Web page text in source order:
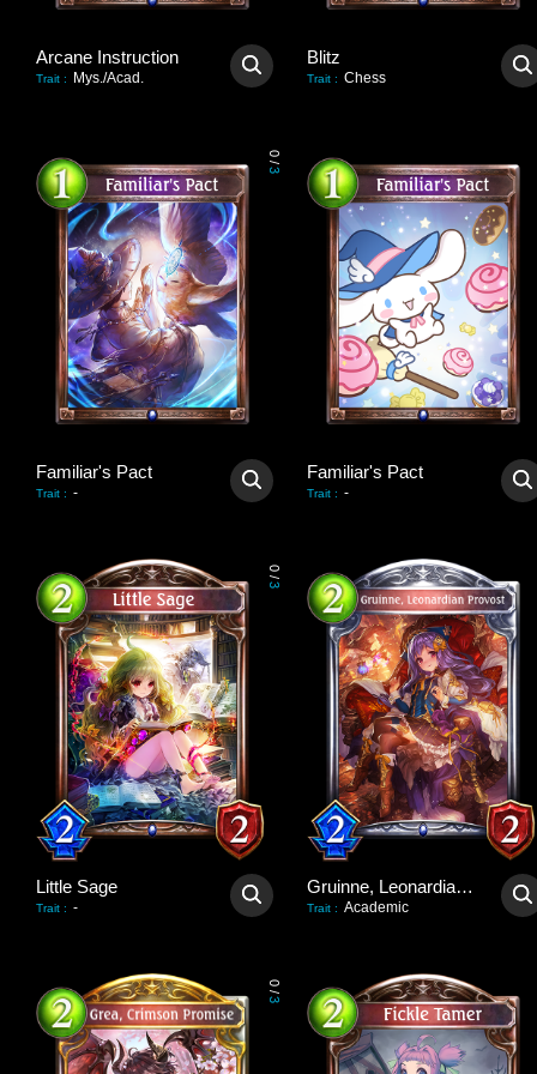
Arcane Instruction
Trait : Mys./Acad.
Blitz
Trait : Chess
0
/
3
Familiar's Pact
Trait : -
Familiar's Pact
Trait : -
0
/
3
Little Sage
Trait : -
Gruinne, Leonardian Provost
Trait : Academic
0
/
3